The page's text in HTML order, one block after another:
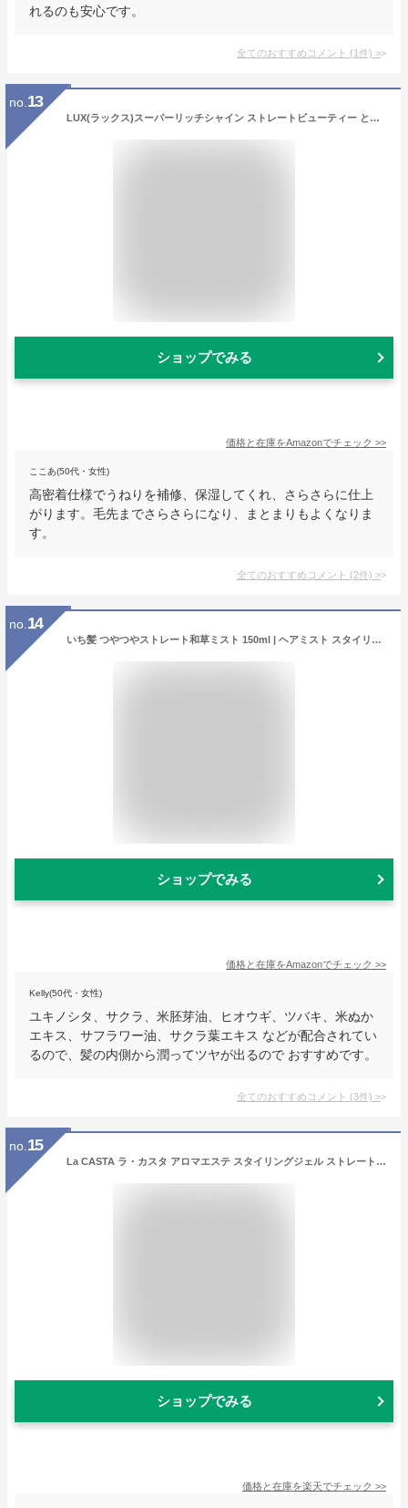
れるのも安心です。
全てのおすすめコメント (1件) >
no. 13
LUX(ラックス)スーパーリッチシャイン ストレートビューティー とろとろうねりケアヘアミスト 本体 180ml
ショップでみる
価格と在庫をAmazonでチェック >>
ここあ(50代・女性)
高密着仕様でうねりを補修、保湿してくれ、さらさらに仕上
がります。毛先までさらさらになり、まとまりもよくなりま
す。
全てのおすすめコメント (2件) >
no. 14
いち髪 つやつやストレート和草ミスト 150ml | ヘアミスト スタイリング ヘアケア うねり くせ毛 パサつき ダメージケア 補修
ショップでみる
価格と在庫をAmazonでチェック >>
Kelly(50代・女性)
ユキノシタ、サクラ、米胚芽油、ヒオウギ、ツバキ、米ぬか
エキス、サフラワー油、サクラ葉エキス などが配合されてい
るので、髪の内側から潤ってツヤが出るので おすすめです。
全てのおすすめコメント (3件) >
no. 15
La CASTA ラ・カスタ アロマエステ スタイリングジェル ストレート＜スタイリング・ヘアトリートメント＞ジェル スタイリング剤 うるおい うねり くせ毛 まとまりストレートヘア 髪 しなやか
ショップでみる
価格と在庫を楽天でチェック >>